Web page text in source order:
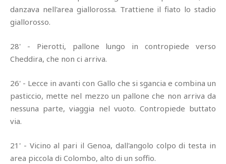
danzava nell'area giallorossa. Trattiene il fiato lo stadio
giallorosso.
28' - Pierotti, pallone lungo in contropiede verso
Cheddira, che non ci arriva.
26' - Lecce in avanti con Gallo che si sgancia e combina un
pasticcio, mette nel mezzo un pallone che non arriva da
nessuna parte, viaggia nel vuoto. Contropiede buttato
via.
21' - Vicino al pari il Genoa, dall'angolo colpo di testa in
area piccola di Colombo, alto di un soffio.